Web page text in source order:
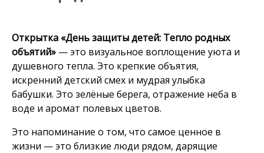
Открытка «День защиты детей: Тепло родных
объятий» — это визуальное воплощение уюта и
душевного тепла. Это крепкие объятия,
искренний детский смех и мудрая улыбка
бабушки. Это зелёные берега, отражение неба в
воде и аромат полевых цветов.
Это напоминание о том, что самое ценное в
жизни — это близкие люди рядом, дарящие